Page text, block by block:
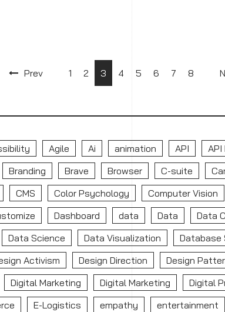
Prev 1 2 3 4 5 6 7 8
Agile Ai animation API API
Branding
Brave Browser C-suite
CMS
Color Psychology Computer Vision
Dashboard data Data Data
Data Science
Data Visualization Database
Activism
Design Direction Design
Digital Marketing
Digital Marketing Digital
E-Logistics empathy entertainment